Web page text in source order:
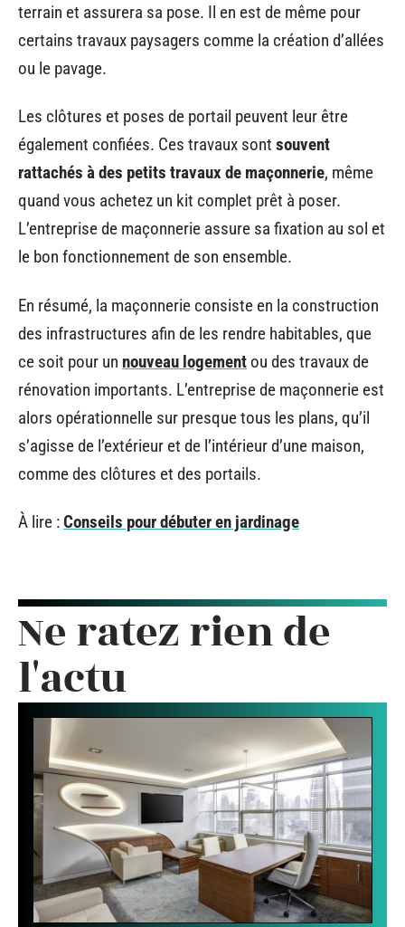
terrain et assurera sa pose. Il en est de même pour
certains travaux paysagers comme la création d’allées
ou le pavage.
Les clôtures et poses de portail peuvent leur être
également confiées. Ces travaux sont souvent
rattachés à des petits travaux de maçonnerie, même
quand vous achetez un kit complet prêt à poser.
L’entreprise de maçonnerie assure sa fixation au sol et
le bon fonctionnement de son ensemble.
En résumé, la maçonnerie consiste en la construction
des infrastructures afin de les rendre habitables, que
ce soit pour un nouveau logement ou des travaux de
rénovation importants. L’entreprise de maçonnerie est
alors opérationnelle sur presque tous les plans, qu’il
s’agisse de l’extérieur et de l’intérieur d’une maison,
comme des clôtures et des portails.
À lire :Conseils pour débuter en jardinage
Ne ratez rien de
l'actu